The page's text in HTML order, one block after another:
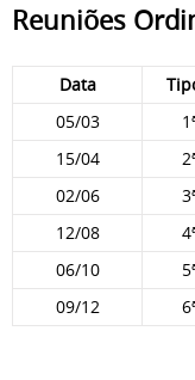
Reuniões
Data
05/03
15/04
02/06
12/08
06/10
09/12